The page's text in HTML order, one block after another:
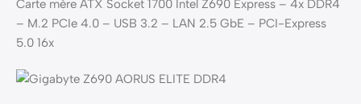
Carte mère ATX Socket 1700 Intel Z690 Express – 4x DDR4
– M.2 PCIe 4.0 – USB 3.2 – LAN 2.5 GbE – PCI-Express
5.0 16x